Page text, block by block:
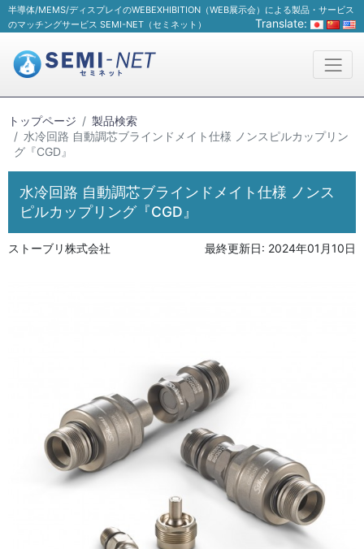
半導体/MEMS/ディスプレイのWEBEXHIBITION（WEB展示会）による製品・サービス
のマッチングサービス SEMI-NET（セミネット）
Translate:
トップページ
製品検索
水冷回路 自動調芯ブラインドメイト仕様 ノンスピルカップリン
グ『CGD』
水冷回路 自動調芯ブラインドメイト仕様 ノンス
ピルカップリング『CGD』
ストーブリ株式会社 最終更新日: 2024年01月10日